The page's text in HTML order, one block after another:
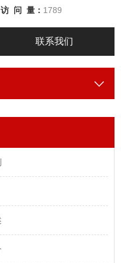
访 问 量： 1789
联系我们